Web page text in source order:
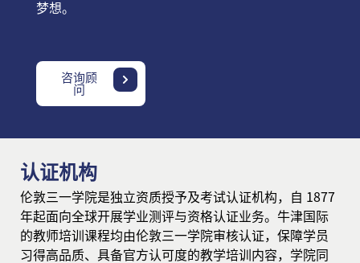
梦想。
咨询顾
问
认证机构
伦敦三一学院是独立资质授予及考试认证机构，自 1877
年起面向全球开展学业测评与资格认证业务。牛津国际
的教师培训课程均由伦敦三一学院审核认证，保障学员
习得高品质、具备官方认可度的教学培训内容，学院同